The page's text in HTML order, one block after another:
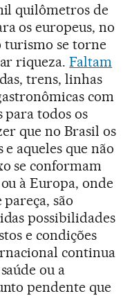
quilômetros de
os europeus, no
turismo se torne
riqueza.Faltam
trens, linhas
com
para todos os
que no Brasil os
aqueles que não
se conformam
à Europa, onde
são
possibilidades
e condições
continua
ou a
pendente que